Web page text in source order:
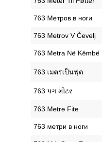
‎763 Метров в ноги
‎763 Metrov V Čevelj
‎763 Metra Në Këmbë
‎763 เมตรเป็นฟุต
‎763 પગ મીટર
‎763 Metre Fite
‎763 метри в ноги